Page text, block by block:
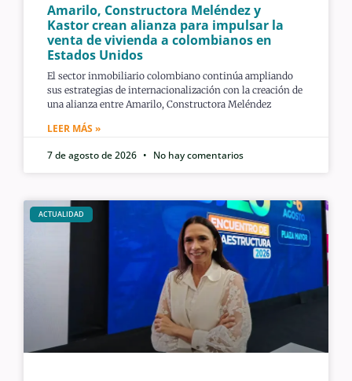
Amarilo, Constructora Meléndez y
Kastor crean alianza para impulsar la
venta de vivienda a colombianos en
Estados Unidos
El sector inmobiliario colombiano continúa ampliando
sus estrategias de internacionalización con la creación de
una alianza entre Amarilo, Constructora Meléndez
LEER MÁS »
7 de agosto de 2026
No hay comentarios
ACTUALIDAD